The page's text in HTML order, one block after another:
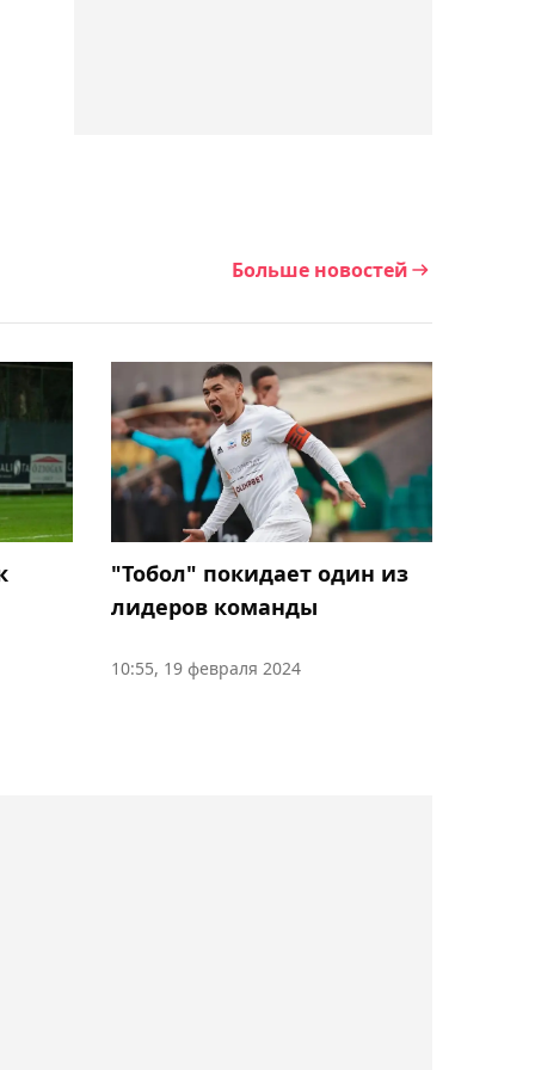
Синнер может пропустить
турнир в Цинциннати:
названа причина
Главный тренер "Тобыла"
подвёл итоги первого
Лиге Конференций
03:28, 07 августа 2026
Царукян может получить
Больше новостей
"Тобол" покидает один из
лидеров команды
10:55, 19 февраля 2024